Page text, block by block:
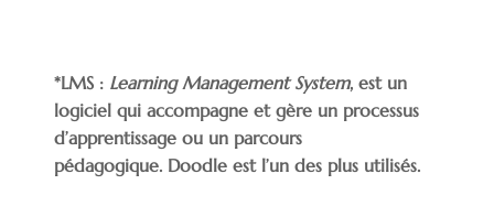
*LMS :Learning Management System, est un
logiciel qui accompagne et gère un processus
d’apprentissage ou un parcours
pédagogique. Doodle est l’un des plus utilisés.